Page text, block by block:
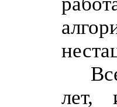
лет,